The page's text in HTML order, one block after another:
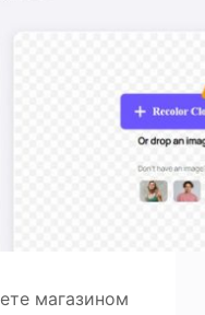
магазином